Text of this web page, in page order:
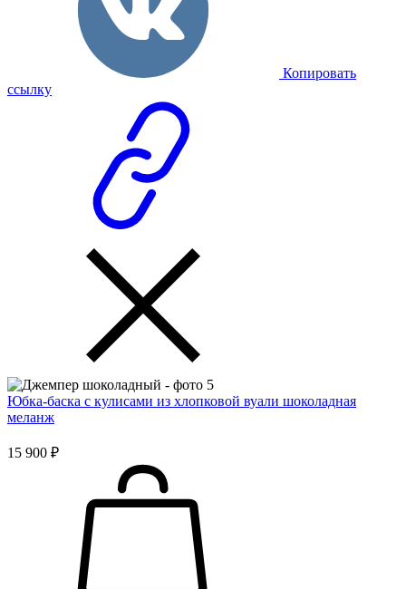
Копировать
ссылку
Юбка-баска с кулисами из хлопковой вуали шоколадная
меланж
15 900 ₽